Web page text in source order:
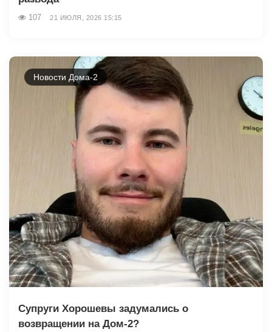
107 21 ИЮЛЯ, 2026 15:15
Новости Дома-2
Супруги Хорошевы задумались о
возвращении на Дом-2?